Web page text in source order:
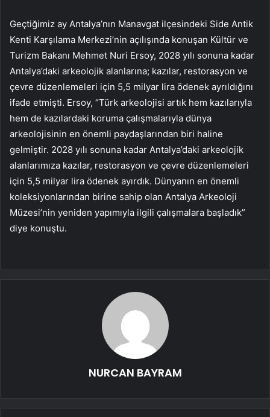
Geçtiğimiz ay Antalya’nın Manavgat ilçesindeki Side Antik
Kenti Karşılama Merkezi’nin açılışında konuşan Kültür ve
Turizm Bakanı Mehmet Nuri Ersoy, 2028 yılı sonuna kadar
Antalya’daki arkeolojik alanlarına; kazılar, restorasyon ve
çevre düzenlemeleri için 5,5 milyar lira ödenek ayrıldığını
ifade etmişti. Ersoy, “Türk arkeolojisi artık hem kazılarıyla
hem de kazılardaki koruma çalışmalarıyla dünya
arkeolojisinin en önemli paydaşlarından biri haline
gelmiştir. 2028 yılı sonuna kadar Antalya’daki arkeolojik
alanlarımıza kazılar, restorasyon ve çevre düzenlemeleri
için 5,5 milyar lira ödenek ayırdık. Dünyanın en önemli
koleksiyonlarından birine sahip olan Antalya Arkeoloji
Müzesi’nin yeniden yapımıyla ilgili çalışmalara başladık”
diye konuştu.
NURCAN BAYRAM